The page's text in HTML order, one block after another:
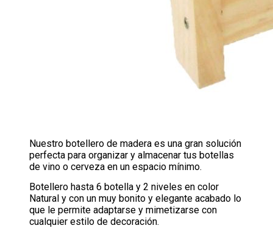
Nuestro botellero de madera es una gran solución
perfecta para organizar y almacenar tus botellas
de vino o cerveza en un espacio mínimo.
Botellero hasta 6 botella y 2 niveles en color
Natural y con un muy bonito y elegante acabado lo
que le permite adaptarse y mimetizarse con
cualquier estilo de decoración.